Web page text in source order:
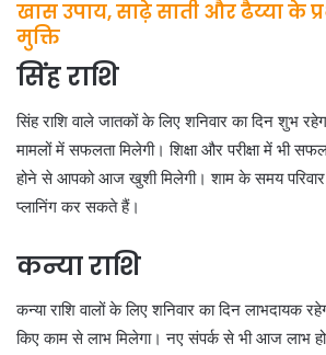
खास उपाय, साढ़े साती और ढैय्या के
मुक्ति
सिंह राशि
सिंह राशि वाले जातकों के लिए शनिवार का दिन शुभ
मामलों में सफलता मिलेगी। शिक्षा और परीक्षा में भी
होने से आपको आज खुशी मिलेगी। शाम के समय
प्लानिंग कर सकते हैं।
कन्या राशि
कन्या राशि वालों के लिए शनिवार का दिन लाभदायक
किए काम से लाभ मिलेगा। नए संपर्क से भी आज लाभ